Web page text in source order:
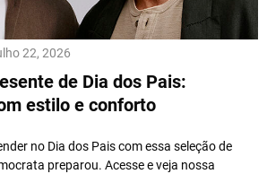
22, 2026
de Dia dos Pais:
estilo e conforto
no Dia dos Pais com essa seleção de
preparou. Acesse e veja nossa